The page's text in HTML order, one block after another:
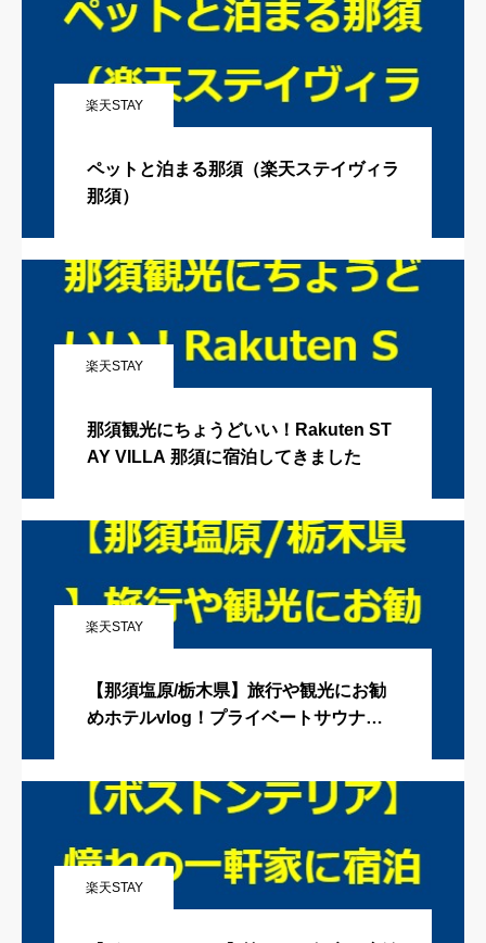
楽天STAY
ペットと泊まる那須（楽天ステイヴィラ
那須）
楽天STAY
那須観光にちょうどいい！Rakuten ST
AY VILLA 那須に宿泊してきました
楽天STAY
【那須塩原/栃木県】旅行や観光にお勧
めホテルvlog！プライベートサウナ＆
要欄下部に特別クーポン有★
楽天STAY